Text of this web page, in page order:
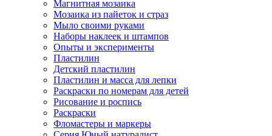
Магнитная мозаика
Мозаика из пайеток и страз
Мыло своими руками
Наборы наклеек и штампов
Опыты и эксперименты
Пластилин
Детский пластилин
Пластилин и масса для лепки
Раскраски по номерам для детей
Рисование и роспись
Раскраски
Фломастеры и маркеры